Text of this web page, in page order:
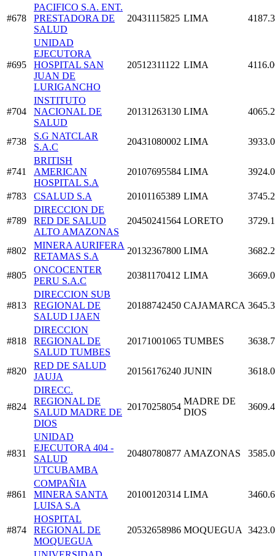
#678
PACIFICO S.A. ENT.
PRESTADORA DE
SALUD
20431115825 LIMA
#695
UNIDAD
EJECUTORA
HOSPITAL SAN
JUAN DE
LURIGANCHO
20512311122 LIMA
#704
INSTITUTO
NACIONAL DE
SALUD
20131263130 LIMA
#738
S.G NATCLAR
S.A.C
20431080002 LIMA
#741
BRITISH
AMERICAN
HOSPITAL S.A
20107695584 LIMA
#783 CSALUD S.A 20101165389 LIMA
#789
DIRECCION DE
RED DE SALUD
ALTO AMAZONAS
20450241564 LORETO
#802
MINERA AURIFERA
RETAMAS S.A
20132367800 LIMA
#805
ONCOCENTER
PERU S.A.C
20381170412 LIMA
#813
DIRECCION SUB
REGIONAL DE
SALUD I JAEN
20188742450 CAJAMARCA
#818
DIRECCION
REGIONAL DE
SALUD TUMBES
20171001065 TUMBES
#820
RED DE SALUD
JAUJA
20156176240 JUNIN
#824
DIRECC.
REGIONAL DE
SALUD MADRE DE
DIOS
20170258054
MADRE DE
DIOS
#831
UNIDAD
EJECUTORA 404 -
SALUD
UTCUBAMBA
20480780877 AMAZONAS
#861
COMPAÑIA
MINERA SANTA
LUISA S.A
20100120314 LIMA
#874
HOSPITAL
REGIONAL DE
MOQUEGUA
20532658986 MOQUEGUA